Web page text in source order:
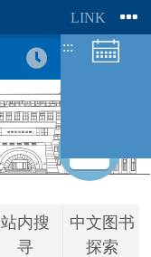
:::
图书馆空间
座位预约
站内搜
寻
中文图书
探索